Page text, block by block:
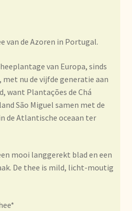
van de Azoren in Portugal.
van Europa, sinds
nu de vijfde generatie aan
want Plantações de Chá
São Miguel samen met de
de Atlantische oceaan ter
mooi langgerekt blad en een
De thee is mild, licht-moutig